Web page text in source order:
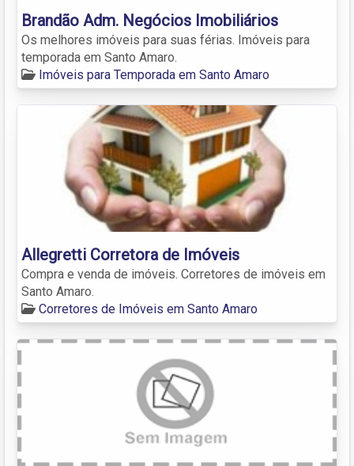
Brandão Adm. Negócios Imobiliários
Os melhores imóveis para suas férias. Imóveis para
temporada em Santo Amaro.
Imóveis para Temporada em Santo Amaro
Allegretti Corretora de Imóveis
Compra e venda de imóveis. Corretores de imóveis em
Santo Amaro.
Corretores de Imóveis em Santo Amaro